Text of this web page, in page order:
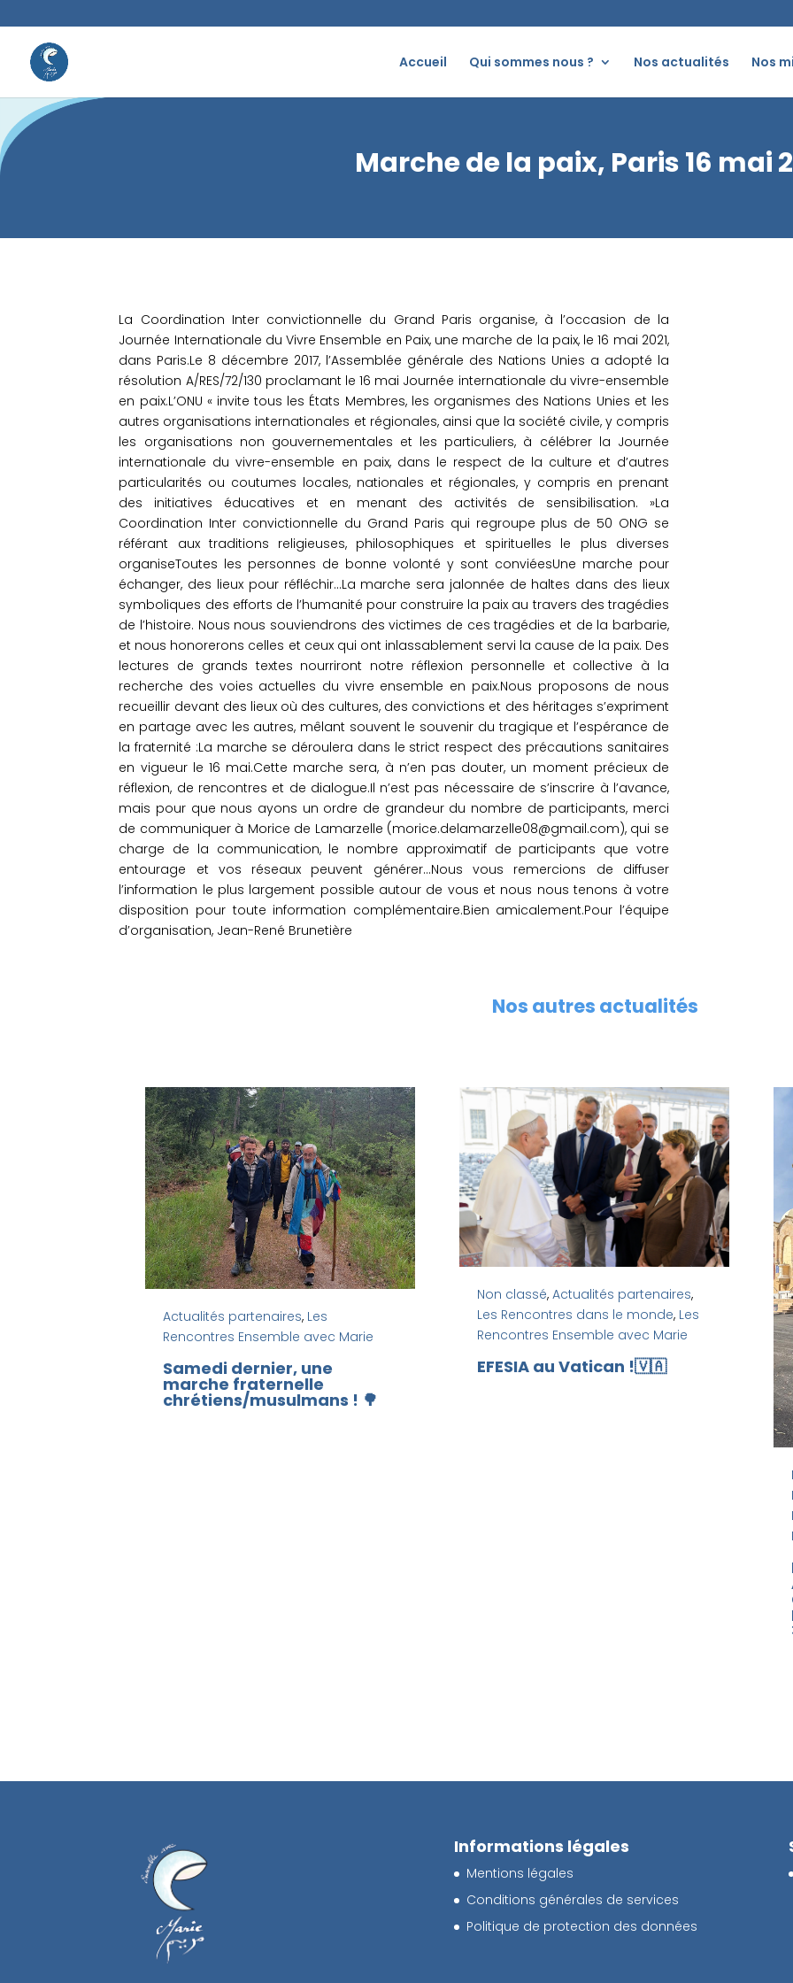
Accueil Qui sommes nous ? Nos actualités Nos
Marche de la paix, Paris 16 mai
La Coordination Inter convictionnelle du Grand Paris organise, à l’occasion de la
Journée Internationale du Vivre Ensemble en Paix, une marche de la paix, le 16 mai 2021,
dans Paris.Le 8 décembre 2017, l’Assemblée générale des Nations Unies a adopté la
résolution A/RES/72/130 proclamant le 16 mai Journée internationale du vivre-ensemble
en paix.L’ONU « invite tous les États Membres, les organismes des Nations Unies et les
autres organisations internationales et régionales, ainsi que la société civile, y compris
les organisations non gouvernementales et les particuliers, à célébrer la Journée
internationale du vivre-ensemble en paix, dans le respect de la culture et d’autres
particularités ou coutumes locales, nationales et régionales, y compris en prenant
des initiatives éducatives et en menant des activités de sensibilisation. »La
Coordination Inter convictionnelle du Grand Paris qui regroupe plus de 50 ONG se
référant aux traditions religieuses, philosophiques et spirituelles le plus diverses
organiseToutes les personnes de bonne volonté y sont conviéesUne marche pour
échanger, des lieux pour réfléchir…La marche sera jalonnée de haltes dans des lieux
symboliques des efforts de l’humanité pour construire la paix au travers des tragédies
de l’histoire. Nous nous souviendrons des victimes de ces tragédies et de la barbarie,
et nous honorerons celles et ceux qui ont inlassablement servi la cause de la paix. Des
lectures de grands textes nourriront notre réflexion personnelle et collective à la
recherche des voies actuelles du vivre ensemble en paix.Nous proposons de nous
recueillir devant des lieux où des cultures, des convictions et des héritages s’expriment
en partage avec les autres, mêlant souvent le souvenir du tragique et l’espérance de
la fraternité :La marche se déroulera dans le strict respect des précautions sanitaires
en vigueur le 16 mai.Cette marche sera, à n’en pas douter, un moment précieux de
réflexion, de rencontres et de dialogue.Il n’est pas nécessaire de s’inscrire à l’avance,
mais pour que nous ayons un ordre de grandeur du nombre de participants, merci
de communiquer à Morice de Lamarzelle (morice.delamarzelle08@gmail.com), qui se
charge de la communication, le nombre approximatif de participants que votre
entourage et vos réseaux peuvent générer…Nous vous remercions de diffuser
l’information le plus largement possible autour de vous et nous nous tenons à votre
disposition pour toute information complémentaire.Bien amicalement.Pour l’équipe
d’organisation, Jean-René Brunetière
Nos autres actualités
Actualités partenaires, Les
Rencontres Ensemble avec Marie
Samedi dernier, une
marche fraternelle
chrétiens/musulmans ! 🌳
Non classé,Actualités partenaires,
Les Rencontres dans le monde, Les
Rencontres Ensemble avec Marie
EFESIA au Vatican !🇻🇦
Informations légales
Mentions légales
Conditions générales de services
Politique de protection des données